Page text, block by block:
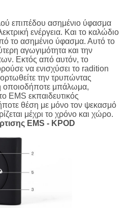
επιπέδου ασημένιο ύφασμα
ενέργεια. Και το καλώδιο
το ασημένιο ύφασμα. Αυτό το
αγωγιμότητα και την
Εκτός από αυτόν, το
να ενισχύσει το radition
την τρυπώντας
οποιοδήποτε μπάλωμα,
EMS εκπαιδευτικός
θέση με μόνο τον ψεκασμό
μέχρι το χρόνο και χώρο.
EMS - KPOD